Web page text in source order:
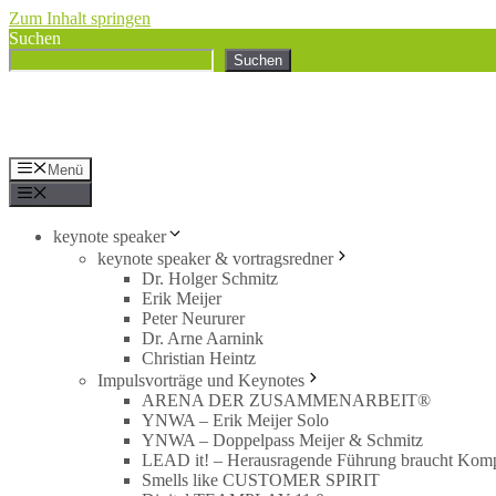
Zum Inhalt springen
Suchen
Suchen
Menü
keynote speaker
keynote speaker & vortragsredner
Dr. Holger Schmitz
Erik Meijer
Peter Neururer
Dr. Arne Aarnink
Christian Heintz
Impulsvorträge und Keynotes
ARENA DER ZUSAMMENARBEIT®
YNWA – Erik Meijer Solo
YNWA – Doppelpass Meijer & Schmitz
LEAD it! – Herausragende Führung braucht
Smells like CUSTOMER SPIRIT